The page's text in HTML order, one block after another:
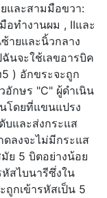
และสามมือขวา:
ทำงานผม , IIและ
ายและนิ้วกลาง
นจะใช้เลขอารบิค
) อักขระจะถูก
อักษร "C" ผู้ดำเนิน
โดยที่แขนแปรง
และส่งกระแส
ลงจะไม่มีกระแส
ย 5 บิตอย่างน้อย
สไบนารีซึ่งใน
ถูกเข้ารหัสเป็น 5